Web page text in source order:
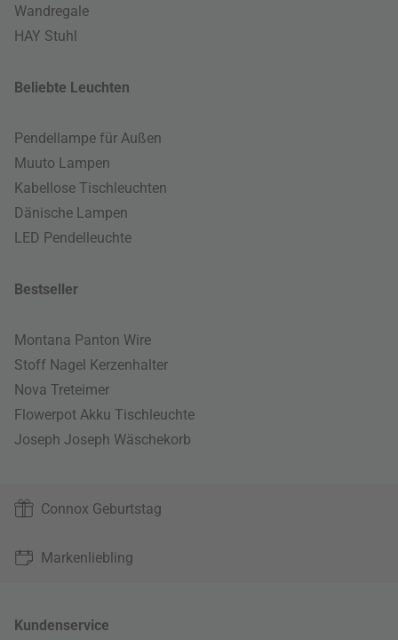
Wandregale
HAY Stuhl
Beliebte Leuchten
Pendellampe für Außen
Muuto Lampen
Kabellose Tischleuchten
Dänische Lampen
LED Pendelleuchte
Bestseller
Montana Panton Wire
Stoff Nagel Kerzenhalter
Nova Treteimer
Flowerpot Akku Tischleuchte
Joseph Joseph Wäschekorb
Connox Geburtstag
Markenliebling
Kundenservice